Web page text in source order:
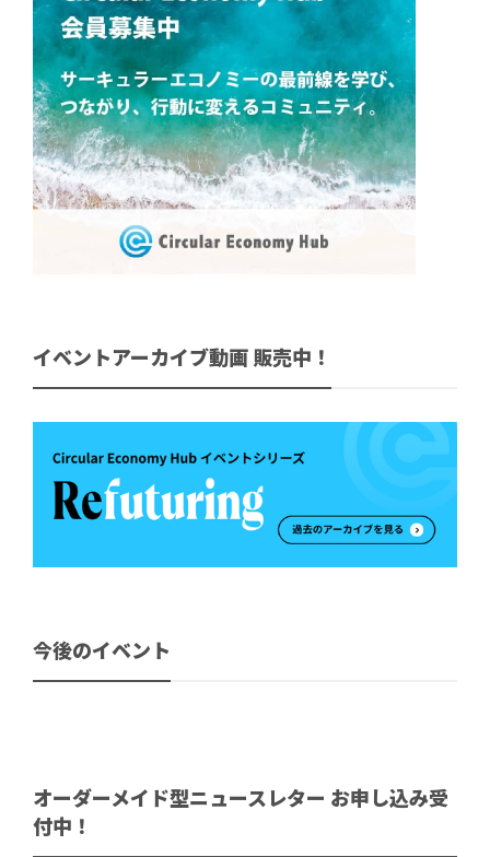
イベントアーカイブ動画 販売中！
今後のイベント
オーダーメイド型ニュースレター お申し込み受
付中！